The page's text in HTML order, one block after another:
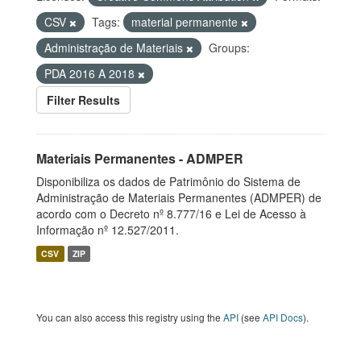
CSV
Tags:
material permanente
Administração de Materiais
Groups:
PDA 2016 A 2018
Filter Results
Materiais Permanentes - ADMPER
Disponibiliza os dados de Patrimônio do Sistema de
Administração de Materiais Permanentes (ADMPER) de
acordo com o Decreto nº 8.777/16 e Lei de Acesso à
Informação nº 12.527/2011.
CSV ZIP
You can also access this registry using the API (see API Docs).